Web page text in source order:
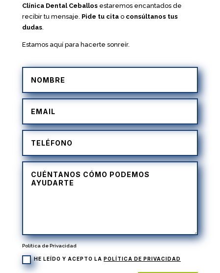
Clínica Dental Ceballosestaremos encantados de
recibir tu mensaje. Pide tu citao consúltanos tus
dudas.
Estamos aquí para hacerte sonreír.
Política de Privacidad
HE LEÍDO Y ACEPTO LA POLÍTICA DE PRIVACIDAD